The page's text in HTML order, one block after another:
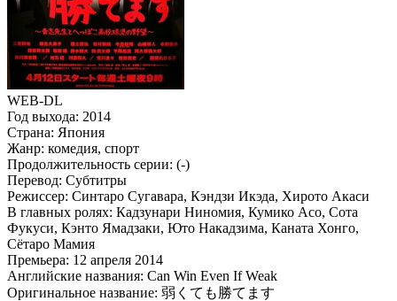
WEB-DL
Год выхода: 2014
Страна: Япония
Жанр: комедия, спорт
Продолжительность серии: (-)
Перевод: Субтитры
Режиссер: Синтаро Сугавара, Кэндзи Икэда, Хирото Акаси
В главных ролях: Кадзунари Ниномия, Кумико Асо, Сота
Фукуси, Кэнто Ямадзаки, Юто Накадзима, Каната Хонго,
Сётаро Мамия
Премьера: 12 апреля 2014
Английские названия: Can Win Even If Weak
Оригинальное название: 弱くても勝てます